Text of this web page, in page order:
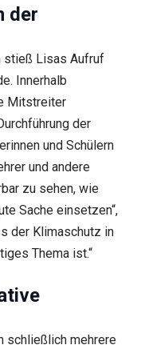
der
stieß Lisas Aufruf
Innerhalb
Mitstreiter
der
und Schülern
und andere
zu sehen, wie
Sache einsetzen“,
der Klimaschutz in
Thema ist.“
schließlich mehrere